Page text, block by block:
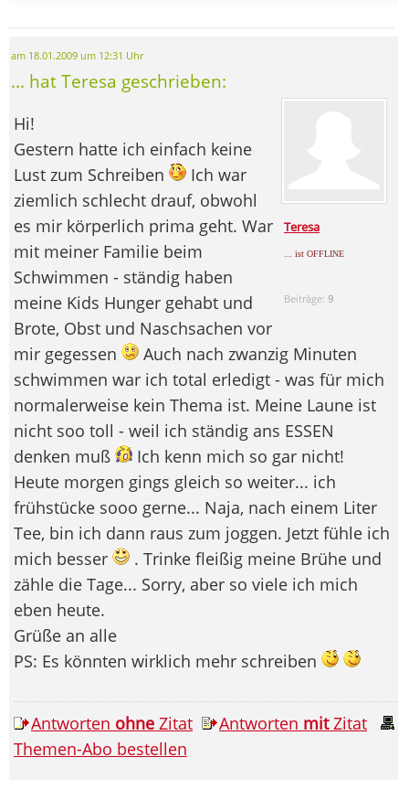
am 18.01.2009 um 12:31 Uhr
... hat Teresa geschrieben:
Teresa
... ist OFFLINE
Beiträge:9
Hi!
Gestern hatte ich einfach keine
Lust zum Schreiben
Ich war
ziemlich schlecht drauf, obwohl
es mir körperlich prima geht. War
mit meiner Familie beim
Schwimmen - ständig haben
meine Kids Hunger gehabt und
Brote, Obst und Naschsachen vor
mir gegessen
Auch nach zwanzig Minuten
schwimmen war ich total erledigt - was für mich
normalerweise kein Thema ist. Meine Laune ist
nicht soo toll - weil ich ständig ans ESSEN
denken muß
Ich kenn mich so gar nicht!
Heute morgen gings gleich so weiter... ich
frühstücke sooo gerne... Naja, nach einem Liter
Tee, bin ich dann raus zum joggen. Jetzt fühle ich
mich besser
. Trinke fleißig meine Brühe und
zähle die Tage... Sorry, aber so viele ich mich
eben heute.
Grüße an alle
PS: Es könnten wirklich mehr schreiben
Antworten ohne Zitat Antworten mitZitat
Themen-Abo bestellen